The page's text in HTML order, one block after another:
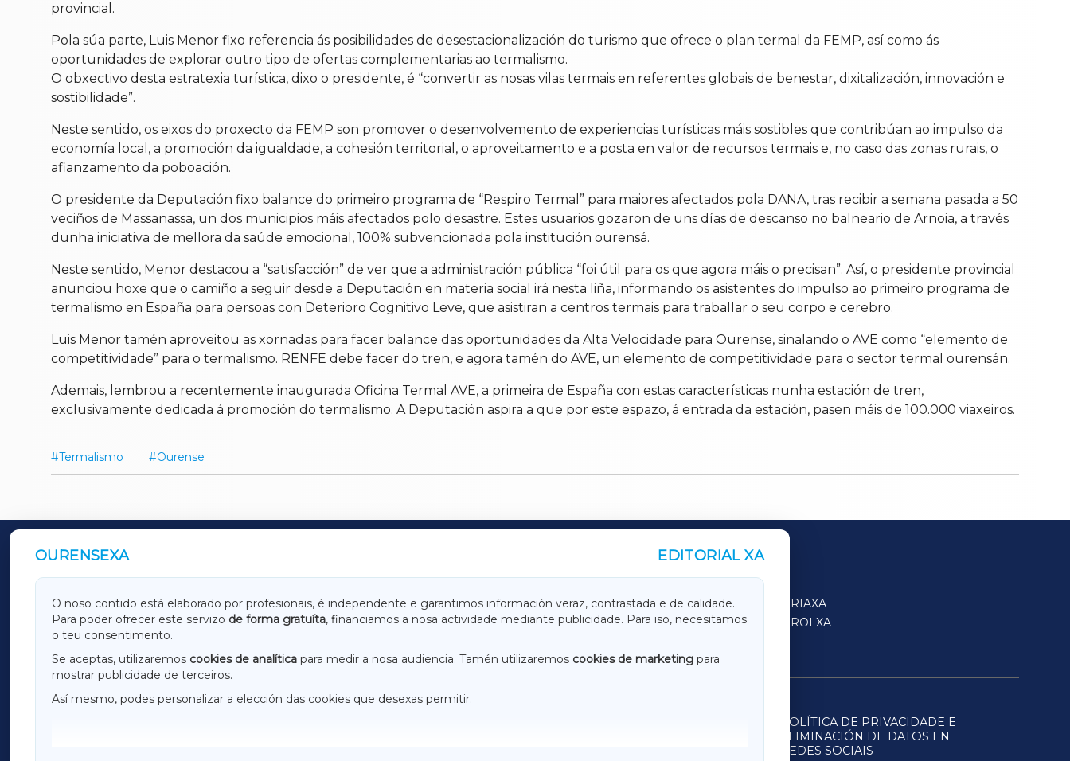
provincial.
Pola súa parte, Luis Menor fixo referencia ás posibilidades de desestacionalización do turismo que ofrece o plan termal da FEMP, así como ás
oportunidades de explorar outro tipo de ofertas complementarias ao termalismo.
O obxectivo desta estratexia turística, dixo o presidente, é “convertir as nosas vilas termais en referentes globais de benestar, dixitalización, innovación e
sostibilidade”.
Neste sentido, os eixos do proxecto da FEMP son promover o desenvolvemento de experiencias turísticas máis sostibles que contribúan ao impulso da
economía local, a promoción da igualdade, a cohesión territorial, o aproveitamento e a posta en valor de recursos termais e, no caso das zonas rurais, o
afianzamento da poboación.
O presidente da Deputación fixo balance do primeiro programa de “Respiro Termal” para maiores afectados pola DANA, tras recibir a semana pasada a 50
veciños de Massanassa, un dos municipios máis afectados polo desastre. Estes usuarios gozaron de uns días de descanso no balneario de Arnoia, a través
dunha iniciativa de mellora da saúde emocional, 100% subvencionada pola institución ourensá.
Neste sentido, Menor destacou a “satisfacción” de ver que a administración pública “foi útil para os que agora máis o precisan”. Así, o presidente provincial
anunciou hoxe que o camiño a seguir desde a Deputación en materia social irá nesta liña, informando os asistentes do impulso ao primeiro programa de
termalismo en España para persoas con Deterioro Cognitivo Leve, que asistiran a centros termais para traballar o seu corpo e cerebro.
Luis Menor tamén aproveitou as xornadas para facer balance das oportunidades da Alta Velocidade para Ourense, sinalando o AVE como “elemento de
competitividade” para o termalismo. RENFE debe facer do tren, e agora tamén do AVE, un elemento de competitividade para o sector termal ourensán.
Ademais, lembrou a recentemente inaugurada Oficina Termal AVE, a primeira de España con estas características nunha estación de tren,
exclusivamente dedicada á promoción do termalismo. A Deputación aspira a que por este espazo, á entrada da estación, pasen máis de 100.000 viaxeiros.
Termalismo Ourense
OURENSEXA EDITORIAL XA
O noso contido está elaborado por profesionais, é independente e garantimos información veraz, contrastada e de calidade.
Para poder ofrecer este servizo de forma gratuíta, financiamos a nosa actividade mediante publicidade. Para iso, necesitamos
o teu consentimento.
Se aceptas, utilizaremos cookies de analítica para medir a nosa audiencia. Tamén utilizaremos cookies de marketing para
mostrar publicidade de terceiros.
Así mesmo, podes personalizar a elección das cookies que desexas permitir.
OUTROS PERIÓDICOS
GALICIAXA LUGOXA TERRACHAXA
SARRIAXA
AMARIÑAXA
RIBEIRASACRAXA ACORUÑAXA
FERROLXA
OURENSEXA
POLÍTICA DE PRIVACIDADE E
ELIMINACIÓN DE DATOS EN
REDES SOCIAIS